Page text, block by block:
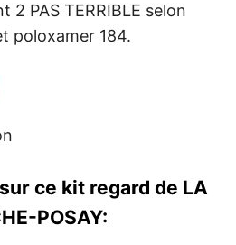
2 PAS TERRIBLE selon
poloxamer 184.
ce kit regard de LA
POSAY: